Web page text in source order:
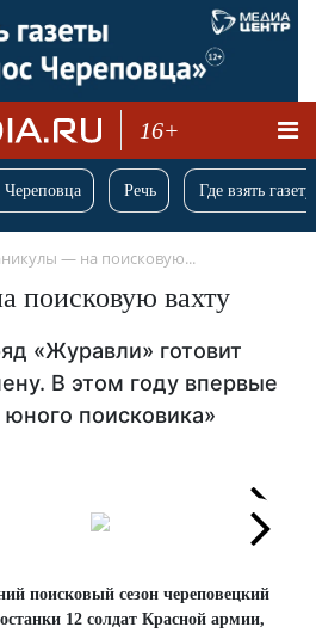
16+
Череповца Речь Где взять
— на поисковую...
поисковую вахту
«Журавли» готовит
В этом году впервые
поисковика»
Next
поисковый сезон череповецкий
12 солдат Красной армии,